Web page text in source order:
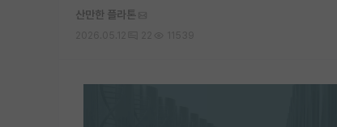
산만한 플라톤